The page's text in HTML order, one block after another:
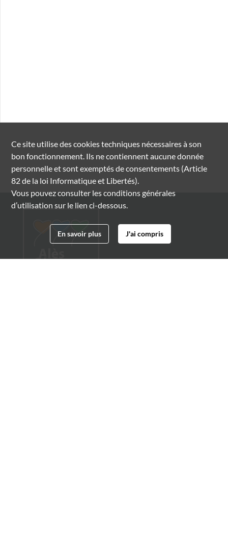
Ce site utilise descookiestechniques nécessaires à son
bon fonctionnement. Ils ne contiennent aucune donnée
personnelle et sont exemptés de consentements (Article
82 de la loi Informatique et Libertés).
Vous pouvez consulter les conditions générales
d’utilisation sur le lien ci-dessous.
En savoir plus J'ai compris